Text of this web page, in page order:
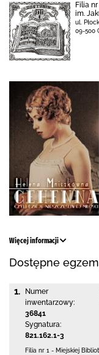
Filia
im.
ul.
09-500
Więcej informacji
Dostępne
1.
Numer
inwentarzowy:
36841
Sygnatura:
821.162.1-3
Filia nr 1 - Miejskiej